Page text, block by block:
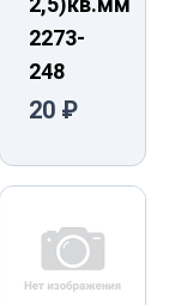
2273-
248
20 ₽